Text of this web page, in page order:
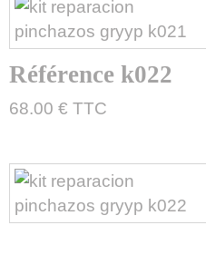
Référence k022
68.00 € TTC